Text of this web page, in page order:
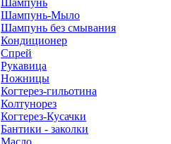
Шампунь-Мыло
Шампунь без cмывания
Кондиционер
Спрей
Рукавица
Ножницы
Когтерез-гильотина
Колтунорез
Когтерез-Кусачки
Бантики - заколки
Масло